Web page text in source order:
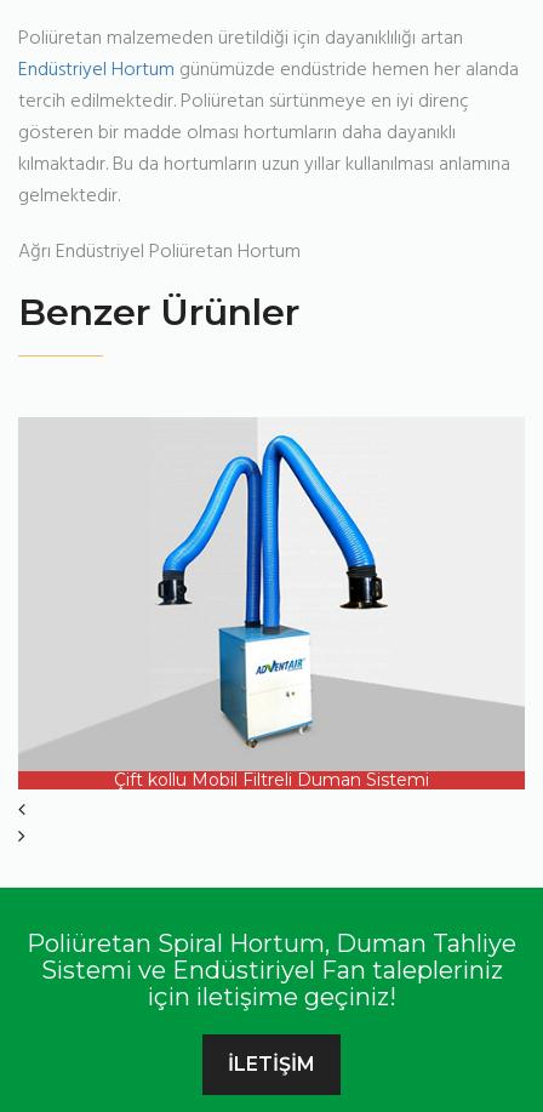
Poliüretan malzemeden üretildiği için dayanıklılığı artan
Endüstriyel Hortum günümüzde endüstride hemen her alanda
tercih edilmektedir. Poliüretan sürtünmeye en iyi direnç
gösteren bir madde olması hortumların daha dayanıklı
kılmaktadır. Bu da hortumların uzun yıllar kullanılması anlamına
gelmektedir.
Ağrı Endüstriyel Poliüretan Hortum
Benzer Ürünler
ÜRÜN DETAYI
Çift kollu Mobil Filtreli Duman Sistemi
Poliüretan Spiral Hortum, Duman Tahliye
Sistemi ve Endüstiriyel Fan talepleriniz
için iletişime geçiniz!
İLETİŞİM